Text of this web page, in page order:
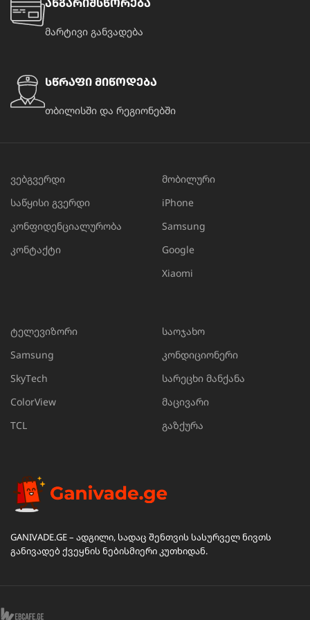
მარტივი განვადება
სწრაფი მიწოდება
თბილისში და რეგიონებში
ვებგვერდი
საწყისი გვერდი
კონფიდენციალურობა
კონტაქტი
მობილური
iPhone
Samsung
Google
Xiaomi
ტელევიზორი
Samsung
SkyTech
ColorView
TCL
საოჯახო
კონდიციონერი
სარეცხი მანქანა
მაცივარი
გაზქურა
GANIVADE.GE – ადგილი, სადაც შენთვის სასურველ ნივთს
განივადებ ქვეყნის ნებისმიერი კუთხიდან.